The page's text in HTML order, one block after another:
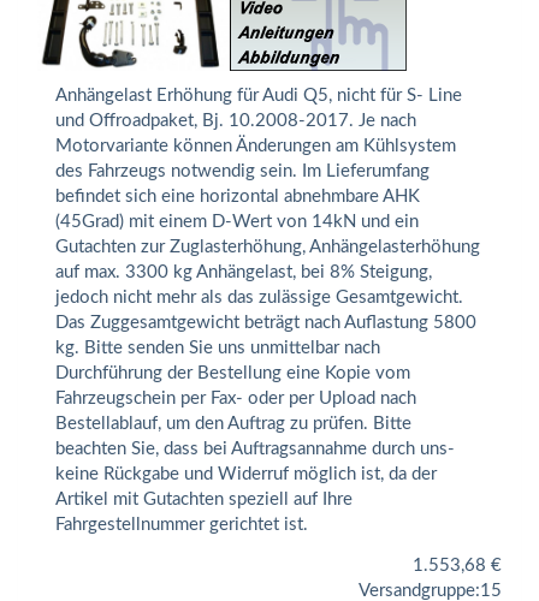
Anhängelast Erhöhung für Audi Q5, nicht für S- Line
und Offroadpaket, Bj. 10.2008-2017. Je nach
Motorvariante können Änderungen am Kühlsystem
des Fahrzeugs notwendig sein. Im Lieferumfang
befindet sich eine horizontal abnehmbare AHK
(45Grad) mit einem D-Wert von 14kN und ein
Gutachten zur Zuglasterhöhung, Anhängelasterhöhung
auf max. 3300 kg Anhängelast, bei 8% Steigung,
jedoch nicht mehr als das zulässige Gesamtgewicht.
Das Zuggesamtgewicht beträgt nach Auflastung 5800
kg. Bitte senden Sie uns unmittelbar nach
Durchführung der Bestellung eine Kopie vom
Fahrzeugschein per Fax- oder per Upload nach
Bestellablauf, um den Auftrag zu prüfen. Bitte
beachten Sie, dass bei Auftragsannahme durch uns-
keine Rückgabe und Widerruf möglich ist, da der
Artikel mit Gutachten speziell auf Ihre
Fahrgestellnummer gerichtet ist.
1.553,68 €
Versandgruppe:15